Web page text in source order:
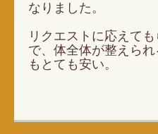
なりました。
リクエストに応えて
で、体全体が整えら
もとても安い。